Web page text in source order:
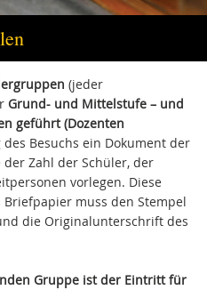
(jeder
Grund- und Mittelstufe – und
geführt (Dozenten
des Besuchs ein Dokument der
Zahl der Schüler, der
vorlegen. Diese
muss den Stempel
die Originalunterschrift des
Gruppe ist der Eintritt für